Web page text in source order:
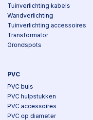
Tuinverlichting kabels
Wandverlichting
Tuinverlichting accessoires
Transformator
Grondspots
PVC
PVC buis
PVC hulpstukken
PVC accessoires
PVC op diameter